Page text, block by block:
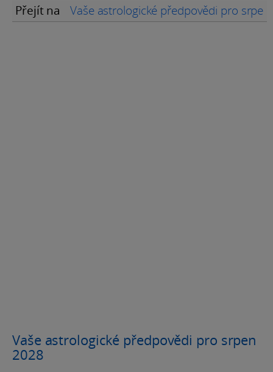
Přejít na Vaše astrologické předpovědi pro
Vaše astrologické předpovědi pro srpen
2028